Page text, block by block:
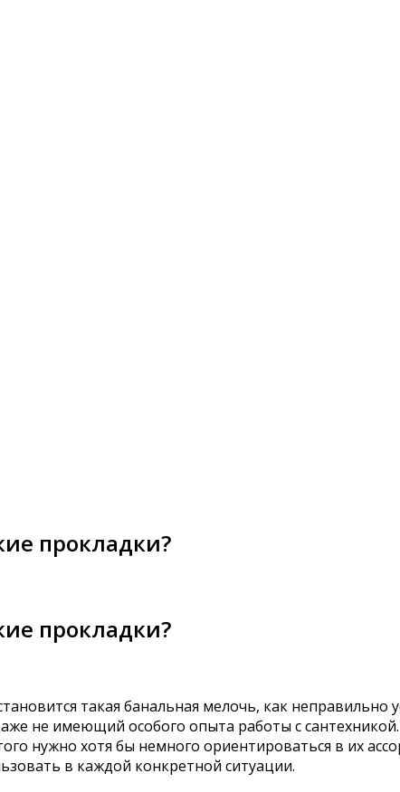
прокладки?
прокладки?
такая банальная мелочь, как неправильно
не имеющий особого опыта работы с
нужно хотя бы немного ориентироваться в их
в каждой конкретной ситуации.